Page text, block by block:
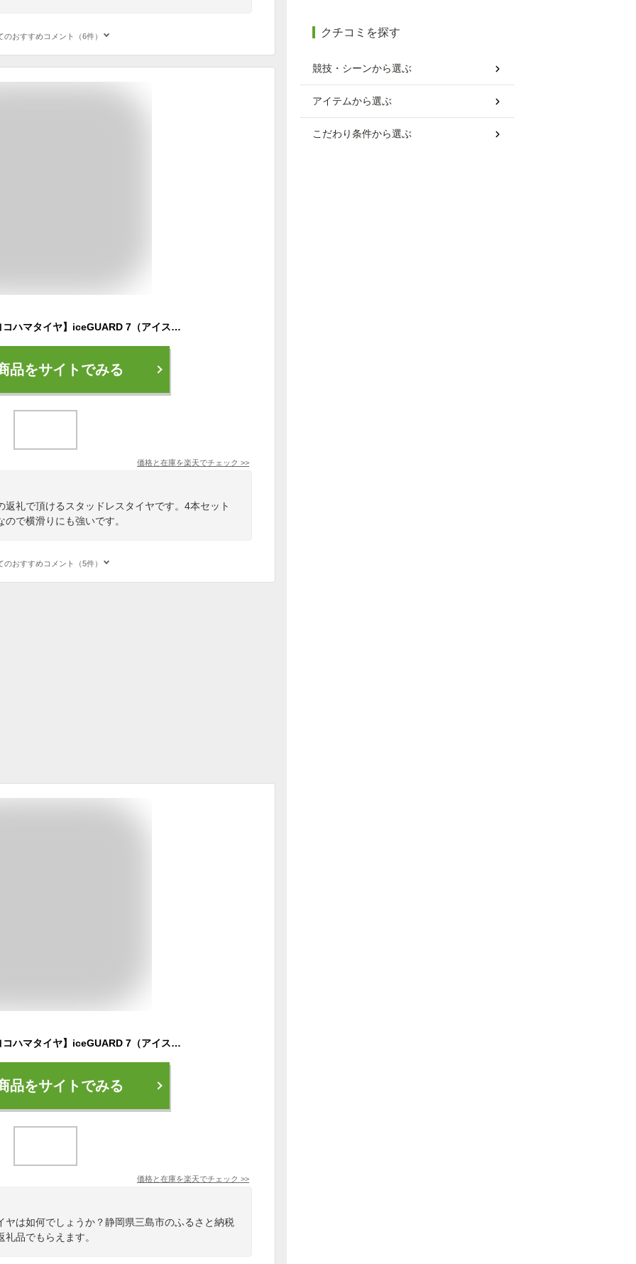
のおすすめコメント（6件）
【ふるさと納税】【ヨコハマタイヤ】iceGUARD 7（アイスガード） 軽自動車 タイヤ 165/55R15 75Q スタッドレスタイヤ 4本セット 【 静岡県 三島市 】
品をサイトでみる
価格と在庫を楽天でチェック >>
礼で頂けるスタッドレスタイヤです。4本セット
で横滑りにも強いです。
のおすすめコメント（5件）
【ふるさと納税】【ヨコハマタイヤ】iceGUARD 7（アイスガード） 軽自動車 タイヤ 165/55R15 75Q スタッドレスタイヤ 2本セット 【 静岡県 三島市 】
品をサイトでみる
価格と在庫を楽天でチェック >>
ヤは如何でしょうか？静岡県三島市のふるさと納税
品でもらえます。
クチコミを探す
競技・シーンから選ぶ
アイテムから選ぶ
こだわり条件から選ぶ